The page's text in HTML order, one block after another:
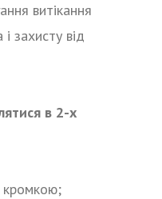
витікання
захисту від
в 2-х
кромкою;